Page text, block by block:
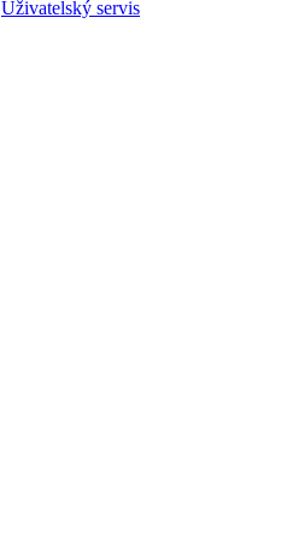
Uživatelský servis